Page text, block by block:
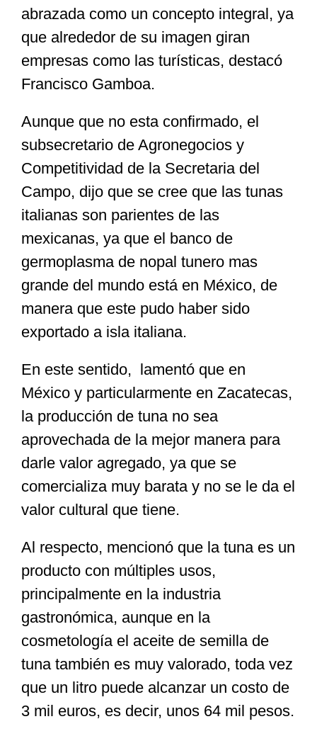
abrazada como un concepto integral, ya
que alrededor de su imagen giran
empresas como las turísticas, destacó
Francisco Gamboa.
Aunque que no esta confirmado, el
subsecretario de Agronegocios y
Competitividad de la Secretaria del
Campo, dijo que se cree que las tunas
italianas son parientes de las
mexicanas, ya que el banco de
germoplasma de nopal tunero mas
grande del mundo está en México, de
manera que este pudo haber sido
exportado a isla italiana.
En este sentido, lamentó que en
México y particularmente en Zacatecas,
la producción de tuna no sea
aprovechada de la mejor manera para
darle valor agregado, ya que se
comercializa muy barata y no se le da el
valor cultural que tiene.
Al respecto, mencionó que la tuna es un
producto con múltiples usos,
principalmente en la industria
gastronómica, aunque en la
cosmetología el aceite de semilla de
tuna también es muy valorado, toda vez
que un litro puede alcanzar un costo de
3 mil euros, es decir, unos 64 mil pesos.